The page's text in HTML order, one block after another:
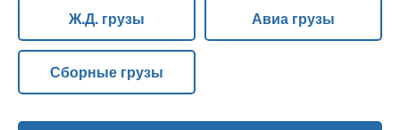
Контакты
Биржа
Ж.Д. грузы Авиа грузы
Сборные грузы